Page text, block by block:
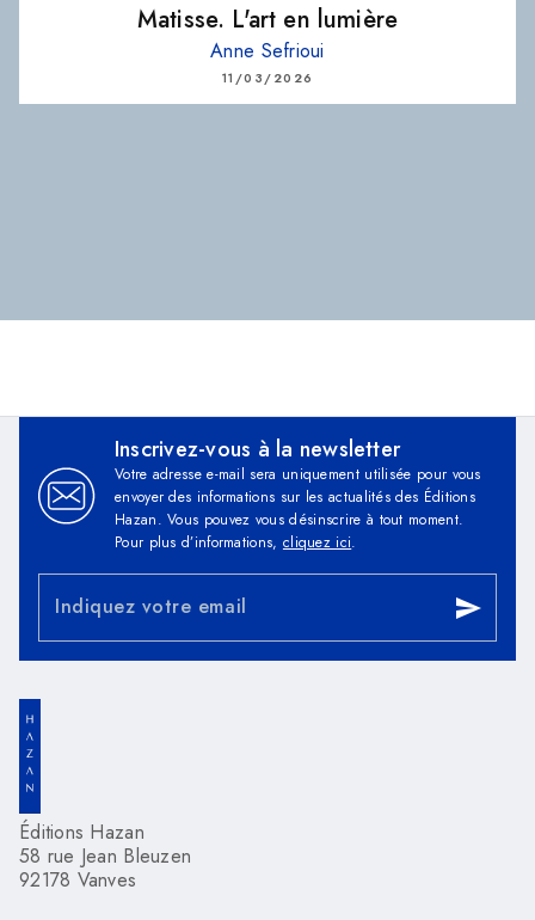
Matisse. L'art en lumière
Anne Sefrioui
11/03/2026
Inscrivez-vous à la newsletter
Votre adresse e-mail sera uniquement utilisée pour vous
envoyer des informations sur les actualités des Éditions
Hazan. Vous pouvez vous désinscrire à tout moment.
Pour plus d’informations, cliquez ici.
Indiquez votre email send
Éditions Hazan
58 rue Jean Bleuzen
92178 Vanves